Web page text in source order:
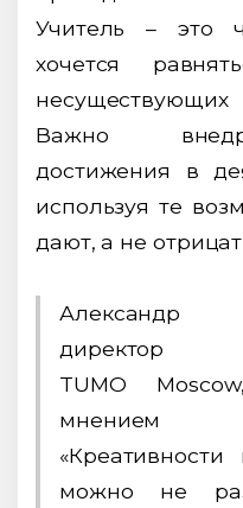
Учитель – это
хочется
Важно
достижения в
используя те
дают, а не
директор
TUMO
мнением о
можно не